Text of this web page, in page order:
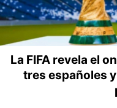
La FIFA revela el
tres españoles